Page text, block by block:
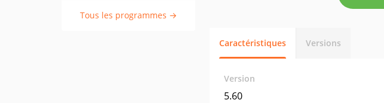
Tous les programmes →
Caractéristiques Versions
Version
5.60